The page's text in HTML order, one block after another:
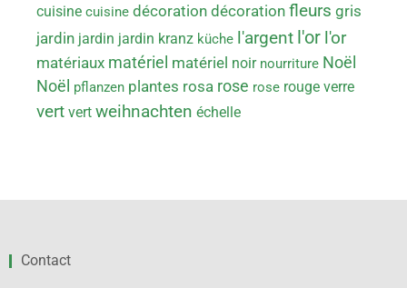
cuisine cuisine décoration décoration fleurs gris
jardin jardin jardin kranz küche l'argent l'or l'or
matériaux matériel matériel noir nourriture Noël
Noël pflanzen plantes rosa rose rose rouge verre
vert vert weihnachten échelle
Contact